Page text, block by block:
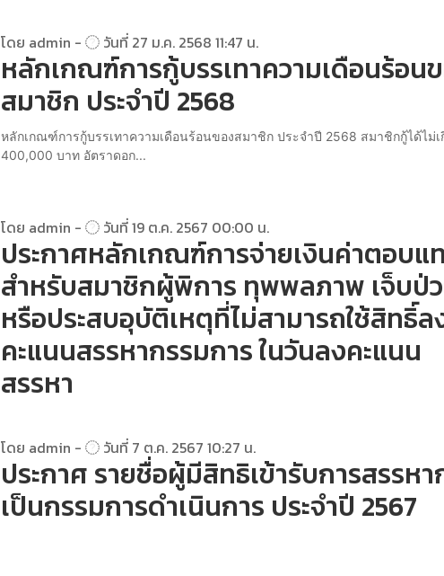
โดย admin - วันที่ 27 ม.ค. 2568 11:47 น.
หลักเกณฑ์การกู้บรรเทาความเดือนร้อน
สมาชิก ประจำปี 2568
หลักเกณฑ์การกู้บรรเทาความเดือนร้อนของสมาชิก ประจำปี 2568 สมาชิกกู้ได้ไม่เ
400,000 บาท อัตราดอก...
โดย admin - วันที่ 19 ต.ค. 2567 00:00 น.
ประกาศหลักเกณฑ์การจ่ายเงินค่าตอบแ
สำหรับสมาชิกผู้พิการ ทุพพลภาพ เจ็บป่
หรือประสบอุบัติเหตุที่ไม่สามารถใช้สิทธิ์ล
คะแนนสรรหากรรมการ ในวันลงคะแนน
สรรหา
โดย admin - วันที่ 7 ต.ค. 2567 10:27 น.
ประกาศ รายชื่อผู้มีสิทธิเข้ารับการสรรหา
เป็นกรรมการดำเนินการ ประจำปี 2567